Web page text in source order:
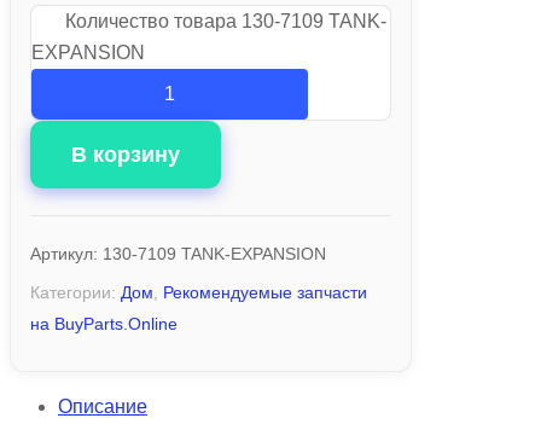
Количество товара 130-7109 TANK-
EXPANSION
В корзину
Артикул: 130-7109 TANK-EXPANSION
Категории: Дом
Рекомендуемые запчасти
на BuyParts.Online
Описание